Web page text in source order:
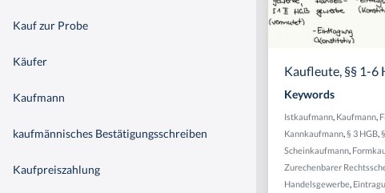
Kauf zur Probe
Käufer
Kaufmann
kaufmännisches Bestätigungsschreiben
Kaufpreiszahlung
Kaufleute, §§ 1-6
Keywords
Istkaufmann, Kaufmann,
Kannkaufmann,§ 3 HGB,
Scheinkaufmann,
Zurechenbarer
Handelsgewerbe,